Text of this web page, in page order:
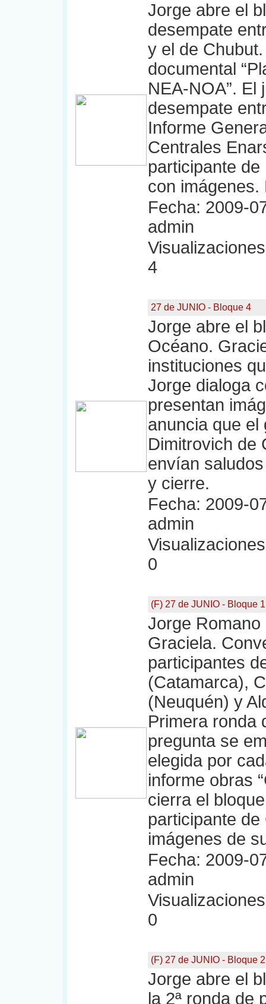
Jorge abre el
desempate
y el de
documental
NEA-NOA”. El
desempate
Informe
Centrales
participante
con imágenes.
Fecha: 2009-
admin
4
27 de JUNIO - Bloque 4
Jorge abre el
Océano.
instituciones
Jorge dialoga
presentan
anuncia que el
Dimitrovich de
envían
y cierre.
Fecha: 2009-
admin
0
(F) 27 de JUNIO - Bloque 1
Jorge
Graciela.
participantes
(Catamarca),
(Neuquén) y
Primera ronda
pregunta se
elegida por
informe obras
cierra el
participante
imágenes de
Fecha: 2009-
admin
0
(F) 27 de JUNIO - Bloque 2
Jorge abre el
la 2ª ronda de